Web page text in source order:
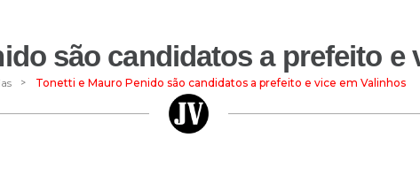
são candidatos a prefeito e
> Tonetti e Mauro Penido são candidatos a prefeito e vice em Valinhos